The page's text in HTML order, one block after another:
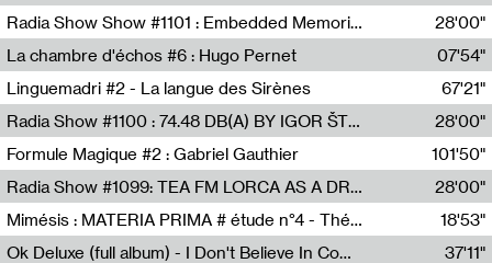
Pierre Henry,Gérôme Guibert
Radia Show Show #1101 : Embedded Memories by Jimmy Peggie / radioart106
Jimmy Peggie,radioart106
28'00"
La chambre d'échos #6 : Hugo Pernet
Revue Les Chambres,Hugo Pernet
07'54"
Linguemadri #2 - La langue des Sirènes
Meris Angioletti
67'21"
Radia Show #1100 : 74.48 DB(A) BY IGOR ŠTROMAJER FOR RADIO X
radio x
28'00"
Formule Magique #2 : Gabriel Gauthier
Nathalie Lacroix,Gabriel Gauthier
101'50"
Radia Show #1099: TEA FM LORCA AS A DREAM
TEAFM
28'00"
Mimésis : MATERIA PRIMA # étude n°4 - Théâtre de l’Aquarium
Francesco Russo,Scuola della Crisi
18'53"
Ok Deluxe (full album) - I Don't Believe In Computing
37'11"